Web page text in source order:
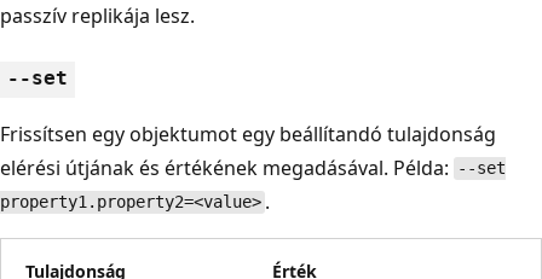
passzív replikája lesz.
--set
Frissítsen egy objektumot egy beállítandó tulajdonság
elérési útjának és értékének megadásával. Példa:
--set
property1.property2=<value> .
Tulajdonság Érték